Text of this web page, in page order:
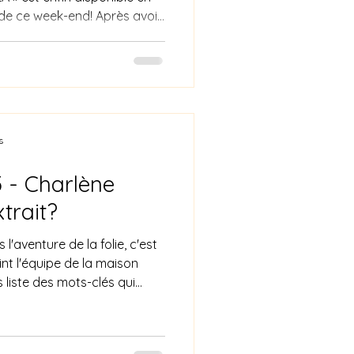
ce week-end! Après avoir
✨ La précommande est
la naissance de ce
Chaque
- Charlène
l'aventure de la folie, c'est
l'équipe de la maison
liste des mots-clés qui